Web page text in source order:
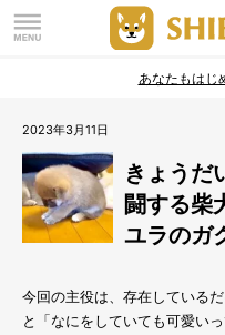
あなたもはじ
2023年3月11日
きょうだ
闘する柴
ユラのガ
今回の主役は、存在している
と「なにをしていても可愛い